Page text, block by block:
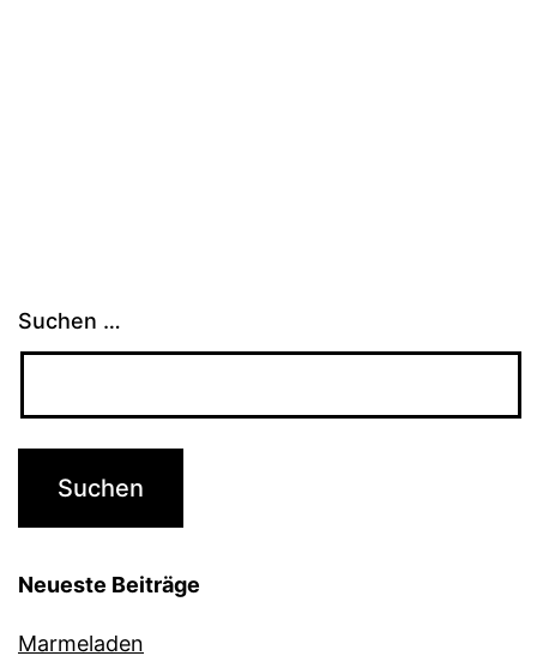
Suchen …
Neueste Beiträge
Marmeladen